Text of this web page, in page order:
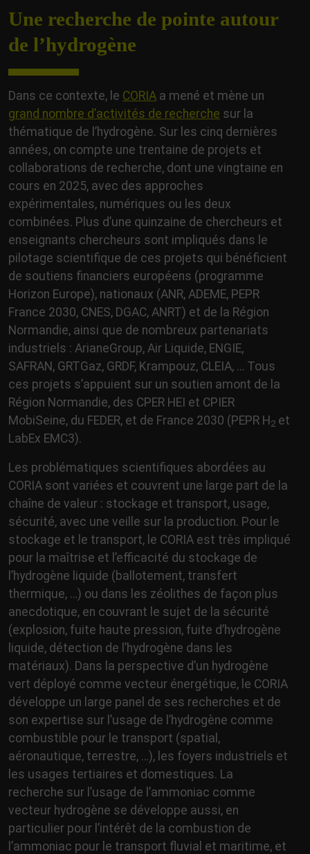
Une recherche de pointe autour
de l’hydrogène
Dans ce contexte, le CORIA a mené et mène un
grand nombre d’activités de recherche sur la
thématique de l’hydrogène. Sur les cinq dernières
années, on compte une trentaine de projets et
collaborations de recherche, dont une vingtaine en
cours en 2025, avec des approches
expérimentales, numériques ou les deux
combinées. Plus d’une quinzaine de chercheurs et
enseignants chercheurs sont impliqués dans le
pilotage scientifique de ces projets qui bénéficient
de soutiens financiers européens (programme
Horizon Europe), nationaux (ANR, ADEME, PEPR
France 2030, CNES, DGAC, ANRT) et de la Région
Normandie, ainsi que de nombreux partenariats
industriels : ArianeGroup, Air Liquide, ENGIE,
SAFRAN, GRTGaz, GRDF, Krampouz, CLEIA, … Tous
ces projets s’appuient sur un soutien amont de la
Région Normandie, des CPER HEI et CPIER
MobiSeine, du FEDER, et de France 2030 (PEPR H2 et
LabEx EMC3).
Les problématiques scientifiques abordées au
CORIA sont variées et couvrent une large part de la
chaîne de valeur : stockage et transport, usage,
sécurité, avec une veille sur la production. Pour le
stockage et le transport, le CORIA est très impliqué
pour la maîtrise et l’efficacité du stockage de
l’hydrogène liquide (ballotement, transfert
thermique, …) ou dans les zéolithes de façon plus
anecdotique, en couvrant le sujet de la sécurité
(explosion, fuite haute pression, fuite d’hydrogène
liquide, détection de l’hydrogène dans les
matériaux). Dans la perspective d’un hydrogène
vert déployé comme vecteur énergétique, le CORIA
développe un large panel de ses recherches et de
son expertise sur l’usage de l’hydrogène comme
combustible pour le transport (spatial,
aéronautique, terrestre, …), les foyers industriels et
les usages tertiaires et domestiques. La
recherche sur l’usage de l’ammoniac comme
vecteur hydrogène se développe aussi, en
particulier pour l’intérêt de la combustion de
l’ammoniac pour le transport fluvial et maritime, et